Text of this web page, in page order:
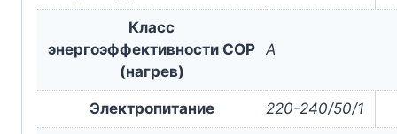
Класс
энергоэффективности COP
(нагрев)
A
Электропитание 220-240/50/1